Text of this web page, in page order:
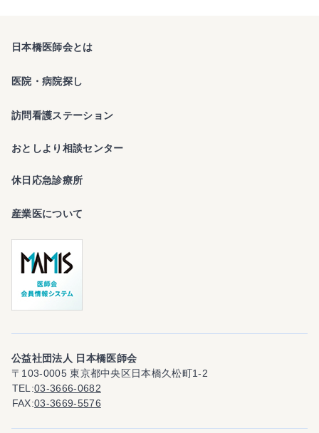
日本橋医師会とは
医院・病院探し
訪問看護ステーション
おとしより相談センター
休日応急診療所
産業医について
公益社団法人 日本橋医師会
〒103-0005 東京都中央区日本橋久松町1-2
TEL
03-3666-0682
FAX 03-3669-5576